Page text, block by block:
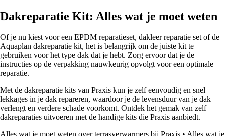
Dakreparatie Kit: Alles wat je moet weten
Of je nu kiest voor een EPDM reparatieset, dakleer reparatie set of de
Aquaplan dakreparatie kit, het is belangrijk om de juiste kit te
gebruiken voor het type dak dat je hebt. Zorg ervoor dat je de
instructies op de verpakking nauwkeurig opvolgt voor een optimale
reparatie.
Met de dakreparatie kits van Praxis kun je zelf eenvoudig en snel
lekkages in je dak repareren, waardoor je de levensduur van je dak
verlengt en verdere schade voorkomt. Ontdek het gemak van zelf
dakreparaties uitvoeren met de handige kits die Praxis aanbiedt.